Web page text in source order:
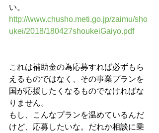
い。
http://www.chusho.meti.go.jp/zaimu/sho
ukei/2018/180427shoukeiGaiyo.pdf
これは補助金の為応募すれば必ずもら
えるものではなく、その事業プランを
国が応援したくなるものでなければな
りません。
もし、こんなプランを温めているんだ
けど、応募したいな。だれか相談に乗